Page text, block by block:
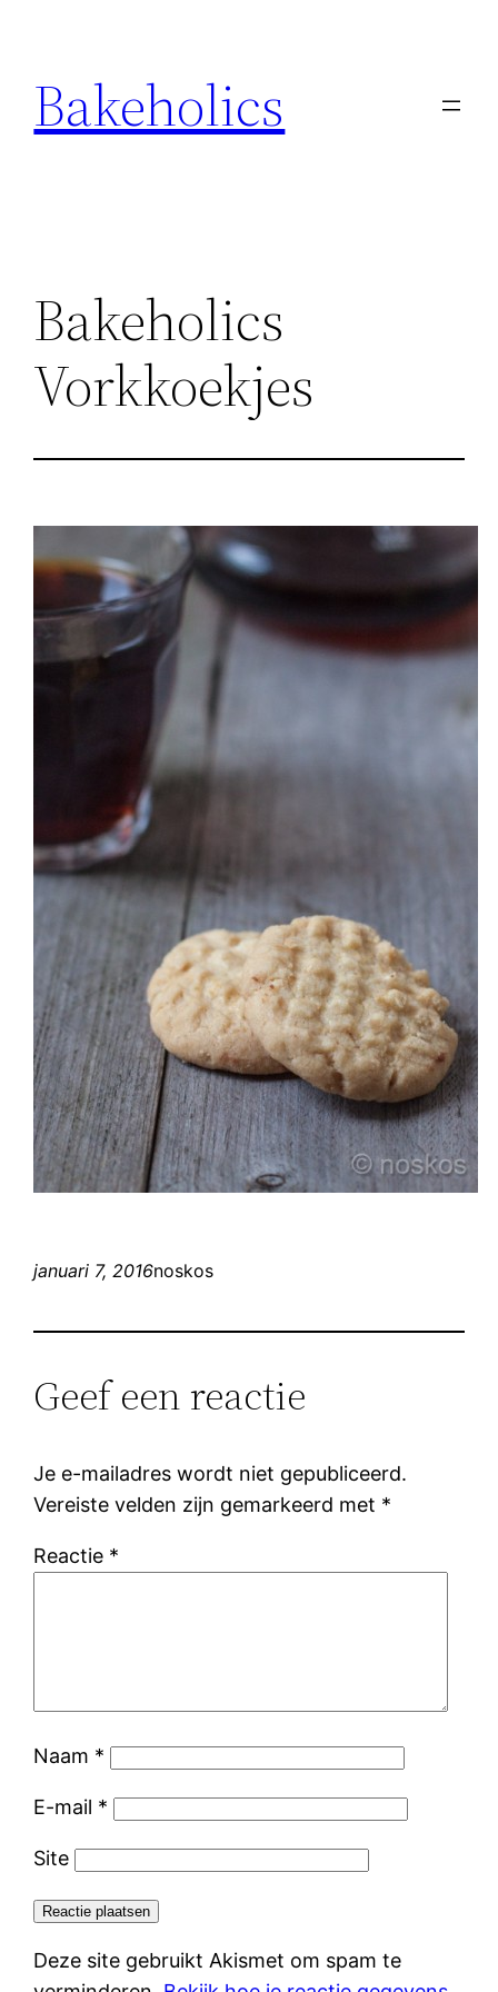
inhoud
Bakeholics
Bakeholics
Vorkkoekjes
januari 7, 2016noskos
Geef een reactie
Je e-mailadres wordt niet gepubliceerd.
Vereiste velden zijn gemarkeerd met *
Reactie *
Naam *
E-mail *
Site
Deze site gebruikt Akismet om spam te